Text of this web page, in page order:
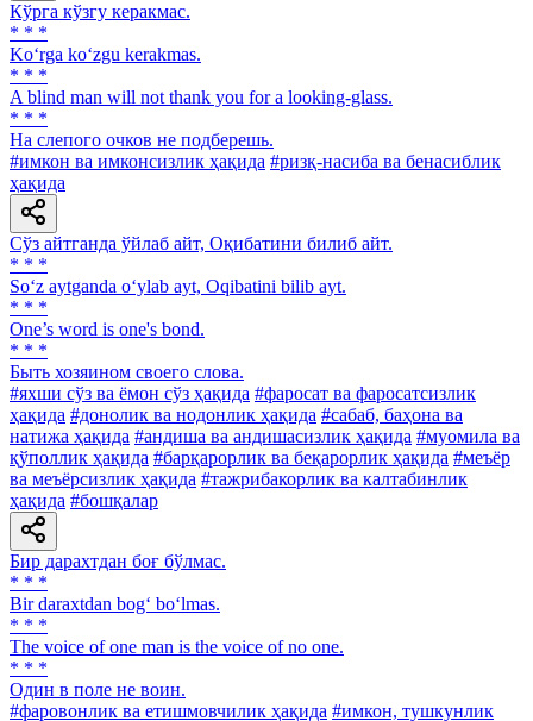
Кўрга кўзгу керакмас.
* * *
Ko‘rga ko‘zgu kerakmas.
* * *
A blind man will not thank you for a looking-glass.
* * *
Ha слепого очков не подберешь.
#имкон ва имконсизлик ҳақида #ризқ-насиба ва бенасиблик
ҳақида
Сўз айтганда ўйлаб айт, Оқибатини билиб айт.
* * *
So‘z aytganda o‘ylab ayt, Oqibatini bilib ayt.
* * *
One’s word is one's bond.
* * *
Быть хозяином своего слова.
#яхши сўз ва ёмон сўз ҳақида #фаросат ва фаросатсизлик
ҳақида #донолик ва нодонлик ҳақида #сабаб, баҳона ва
натижа ҳақида #андиша ва андишасизлик ҳақида #муомила ва
қўполлик ҳақида #барқарорлик ва беқарорлик ҳақида #меъёр
ва меъёрсизлик ҳақида #тажрибакорлик ва калтабинлик
ҳақида #бошқалар
Бир дарахтдан боғ бўлмас.
* * *
Bir daraxtdan bog‘ bo‘lmas.
* * *
The voice of one man is the voice of no one.
* * *
Один в поле не воин.
#фаровонлик ва етишмовчилик ҳақида #имкон, тушкунлик